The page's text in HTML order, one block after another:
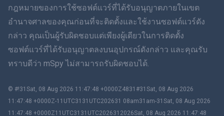
ภาษาฮีบรู
โรมาเนีย
กรีก
กฎหมายของการใช้ซอฟต์แวร์ที่ได้รับอนุญาตภายในเขต
อำนาจศาลของคุณก่อนที่จะติดตั้งและใช้งานซอฟต์แวร์ดัง
กล่าว คุณเป็นผู้รับผิดชอบแต่เพียงผู้เดียวในการติดตั้ง
ซอฟต์แวร์ที่ได้รับอนุญาตลงบนอุปกรณ์ดังกล่าว และคุณรับ
ทราบดีว่า mSpy ไม่สามารถรับผิดชอบได้.
© #!31Sat, 08 Aug 2026 11:47:48 +0000Z4831#31Sat, 08 Aug 2026
11:47:48 +0000Z-11UTC3131UTC202631 08am31am-31Sat, 08 Aug 2026
11:47:48 +0000Z11UTC3131UTC2026312026Sat, 08 Aug 2026 11:47:48